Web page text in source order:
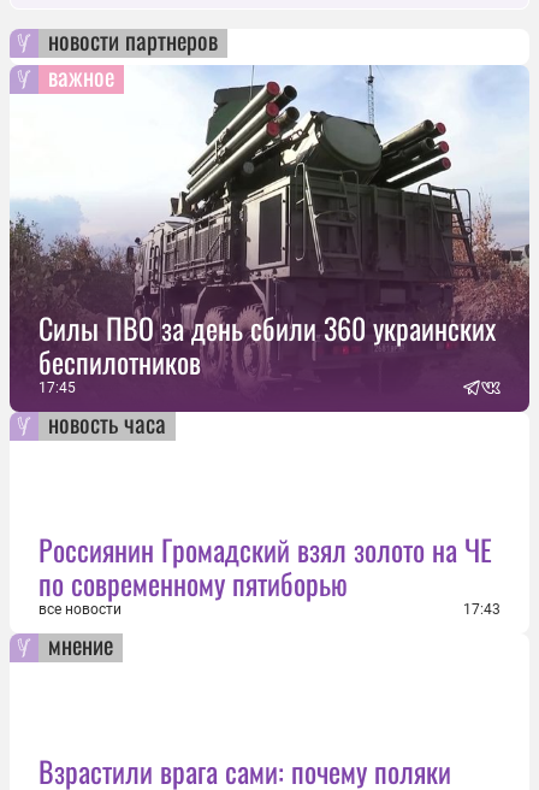
новости партнеров
важное
Силы ПВО за день сбили 360 украинских
беспилотников
17:45
новость часа
Россиянин Громадский взял золото на ЧЕ
по современному пятиборью
все новости 17:43
мнение
Взрастили врага сами: почему поляки